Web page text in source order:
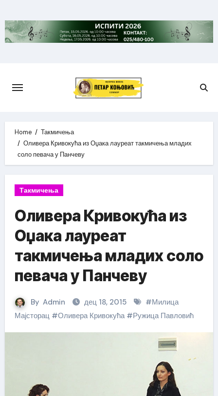
to
content
Home
Такмичења
Оливера Кривокућа из Оџака лауреат такмичења младих
соло певача у Панчеву
Такмичења
Оливера Кривокућа из
Оџака лауреат
такмичења младих соло
певача у Панчеву
By Admin дец 18, 2015 #Милица
Мајсторац#Оливера Кривокућа#Ружица Павловић